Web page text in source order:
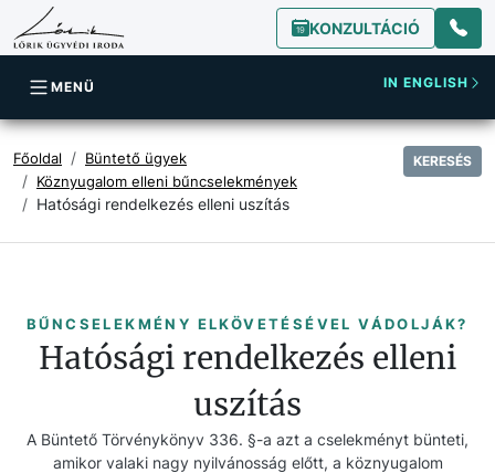
KONZULTÁCIÓ
MENÜ IN ENGLISH
Főoldal
Büntető ügyek
Köznyugalom elleni bűncselekmények
Hatósági rendelkezés elleni uszítás
KERESÉS
BŰNCSELEKMÉNY ELKÖVETÉSÉVEL VÁDOLJÁK?
Hatósági rendelkezés elleni
uszítás
A Büntető Törvénykönyv 336. §-a azt a cselekményt bünteti,
amikor valaki nagy nyilvánosság előtt, a köznyugalom